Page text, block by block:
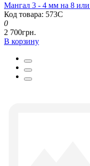
Мангал 3 - 4 мм на 8
Код товара: 573С
0
2 700грн.
В корзину